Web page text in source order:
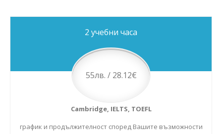
2 учебни часа
55лв. / 28.12€
Cambridge, IELTS, TOEFL
график и продължителност според Вашите възможности